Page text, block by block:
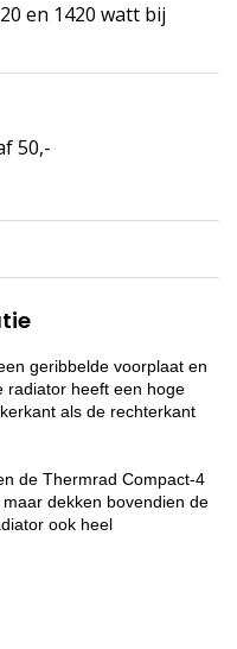
en 1420 watt bij
50,-
geribbelde voorplaat en
radiator heeft een hoge
als de rechterkant
de Thermrad Compact-4
dekken bovendien de
ook heel